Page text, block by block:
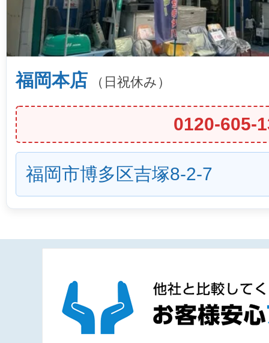
福岡本店 （日祝休み）
0120-605-
福岡市博多区吉塚8-2-7